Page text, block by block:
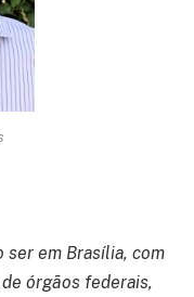
ser em Brasília, com
órgãos federais,